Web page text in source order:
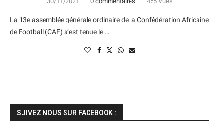
La 13e assemblée générale ordinaire de la Confédération Africaine
de Football (CAF) s’est tenue le …
SUIVEZ NOUS SUR FACEBOOK :